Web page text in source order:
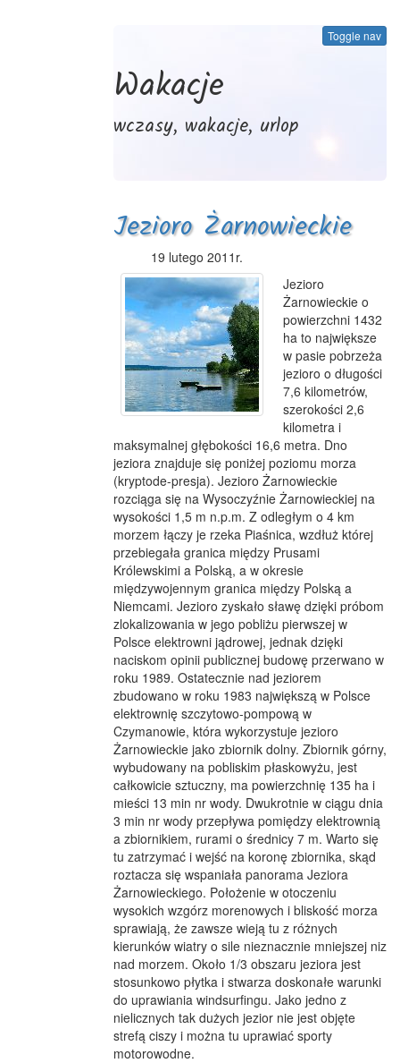
Toggle nav
Wakacje
wczasy, wakacje, urlop
Jezioro Żarnowieckie
19 lutego 2011r.
Jezioro
Żarnowieckie o
powierzchni 1432
ha to największe
w pasie pobrzeża
jezioro o długości
7,6 kilometrów,
szerokości 2,6
kilometra i
maksymalnej głębokości 16,6 metra. Dno
jeziora znajduje się poniżej poziomu morza
(kryptode-presja). Jezioro Żarnowieckie
rozciąga się na Wysoczyźnie Żarnowieckiej na
wysokości 1,5 m n.p.m. Z odległym o 4 km
morzem łączy je rzeka Piaśnica, wzdłuż której
przebiegała granica między Prusami
Królewskimi a Polską, a w okresie
międzywojennym granica między Polską a
Niemcami. Jezioro zyskało sławę dzięki próbom
zlokalizowania w jego pobliżu pierwszej w
Polsce elektrowni jądrowej, jednak dzięki
naciskom opinii publicznej budowę przerwano w
roku 1989. Ostatecznie nad jeziorem
zbudowano w roku 1983 największą w Polsce
elektrownię szczytowo-pompową w
Czymanowie, która wykorzystuje jezioro
Żarnowieckie jako zbiornik dolny. Zbiornik górny,
wybudowany na pobliskim płaskowyżu, jest
całkowicie sztuczny, ma powierzchnię 135 ha i
mieści 13 min nr wody. Dwukrotnie w ciągu dnia
3 min nr wody przepływa pomiędzy elektrownią
a zbiornikiem, rurami o średnicy 7 m. Warto się
tu zatrzymać i wejść na koronę zbiornika, skąd
roztacza się wspaniała panorama Jeziora
Żarnowieckiego. Położenie w otoczeniu
wysokich wzgórz morenowych i bliskość morza
sprawiają, że zawsze wieją tu z różnych
kierunków wiatry o sile nieznacznie mniejszej niz
nad morzem. Około 1/3 obszaru jeziora jest
stosunkowo płytka i stwarza doskonałe warunki
do uprawiania windsurfingu. Jako jedno z
nielicznych tak dużych jezior nie jest objęte
strefą ciszy i można tu uprawiać sporty
motorowodne.